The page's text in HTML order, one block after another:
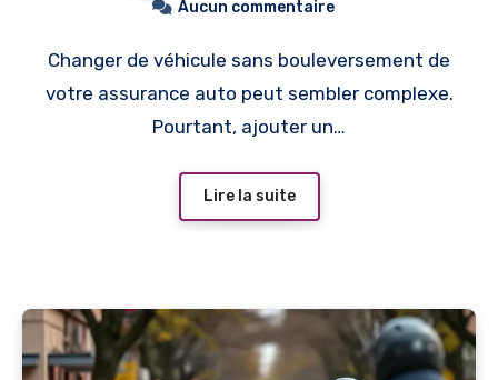
Aucun commentaire
Changer de véhicule sans bouleversement de
votre assurance auto peut sembler complexe.
Pourtant, ajouter un…
Lire la suite